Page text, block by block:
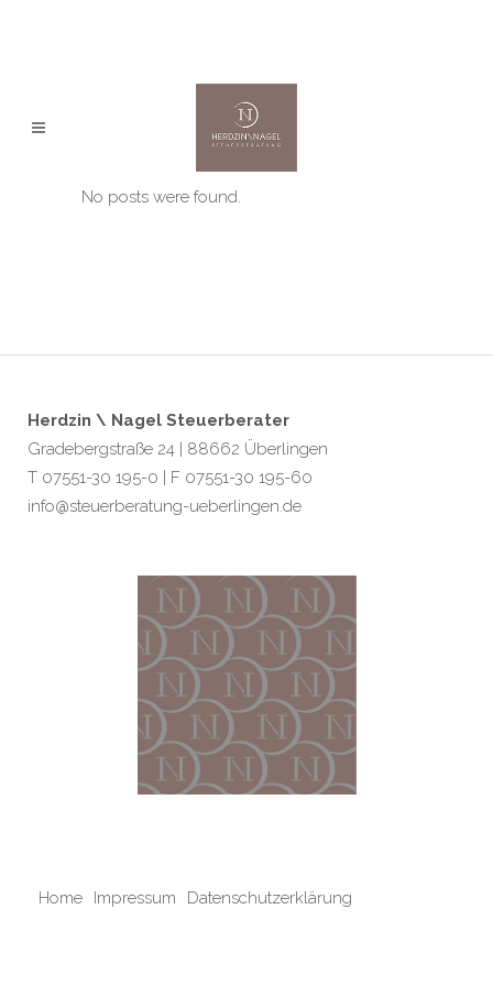
No posts were found.
Herdzin \ Nagel Steuerberater
Gradebergstraße 24 | 88662 Überlingen
T 07551-30 195-0 | F 07551-30 195-60
info@steuerberatung-ueberlingen.de
Home Impressum Datenschutzerklärung